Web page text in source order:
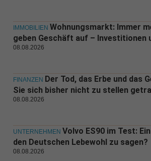
IMMOBILIEN Wohnungsmarkt: Immer
geben Geschäft auf – Investitionen
08.08.2026
FINANZEN Der Tod, das Erbe und das
Sie sich bisher nicht zu stellen
08.08.2026
UNTERNEHMEN Volvo ES90 im Test:
den Deutschen Lebewohl zu sagen?
08.08.2026